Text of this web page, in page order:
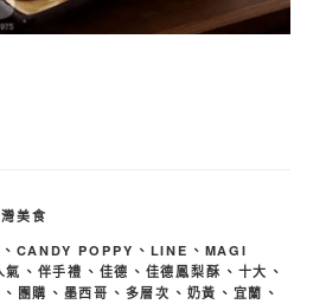
美食
、 CANDY POPPY 、 LINE 、 MAGI
氣 、 伴手禮 、 佳德 、 佳德鳳梨酥 、 十大 、
、 團購 、 墨西哥 、 多層次 、 奶黃 、 宜蘭 、